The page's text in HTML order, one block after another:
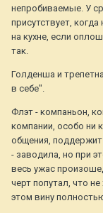
непробиваемые. У
присутствует,
на кухне, если
так.
Голденша и
в себе".
Флэт - компаньон,
компании, особо ни
общения,
- заводила, но при
весь ужас
черт попутал, что
этом вину